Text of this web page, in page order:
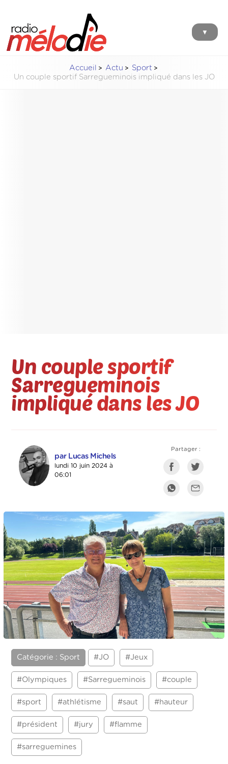
▼
Accueil Actu
Sport
Un couple sportif Sarregueminois impliqué dans les JO
Un couple sportif
Sarregueminois
impliqué dans les JO
par Lucas Michels
lundi 10 juin 2024 à
06:01
Partager :
Catégorie : Sport #JO #Jeux
#Olympiques #Sarregueminois #couple
#sport #athlétisme #saut #hauteur
#président #jury #flamme
#sarreguemines